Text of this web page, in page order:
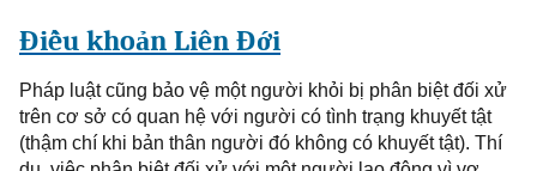
Điều khoản Liên Đới
Pháp luật cũng bảo vệ một người khỏi bị phân biệt đối xử
trên cơ sở có quan hệ với người có tình trạng khuyết tật
(thậm chí khi bản thân người đó không có khuyết tật). Thí